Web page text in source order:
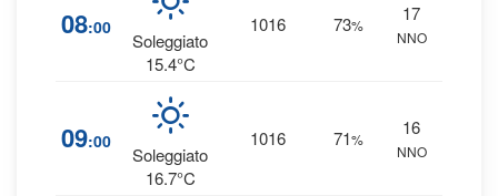
08:00
Soleggiato
15.4°C
1016 73%
17
NNO
09:00
Soleggiato
16.7°C
1016 71%
16
NNO